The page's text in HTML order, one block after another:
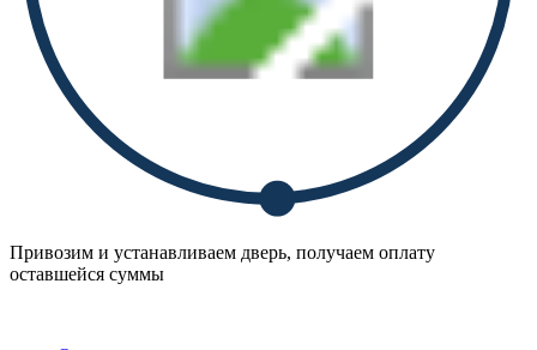
Привозим и устанавливаем дверь, получаем оплату
оставшейся суммы